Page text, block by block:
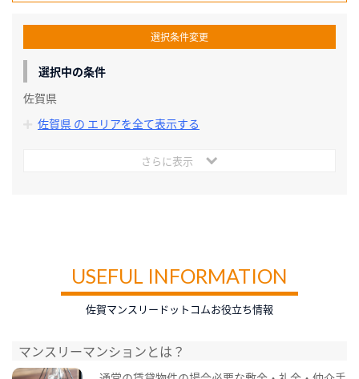
選択条件変更
選択中の条件
佐賀県
佐賀県 の エリアを全て表示する
さらに表示
USEFUL INFORMATION
佐賀マンスリードットコムお役立ち情報
マンスリーマンションとは？